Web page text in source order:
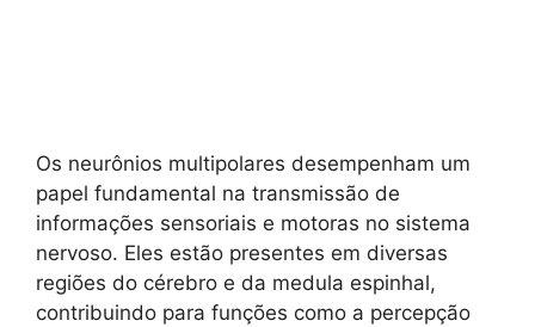
Os neurônios multipolares desempenham um
papel fundamental na transmissão de
informações sensoriais e motoras no sistema
nervoso. Eles estão presentes em diversas
regiões do cérebro e da medula espinhal,
contribuindo para funções como a percepção